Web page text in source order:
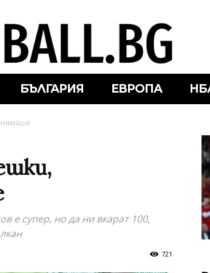
БЪЛГАРИЯ ЕВРОПА
нямаше
е супер, но да ни вкарат 100,
721